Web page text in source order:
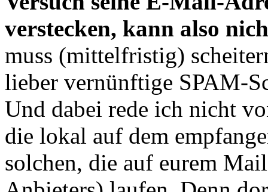
verstecken, kann also
muss (mittelfristig)
lieber vernünftige SPAM-
Und dabei rede ich nicht
die lokal auf dem
solchen, die auf eurem